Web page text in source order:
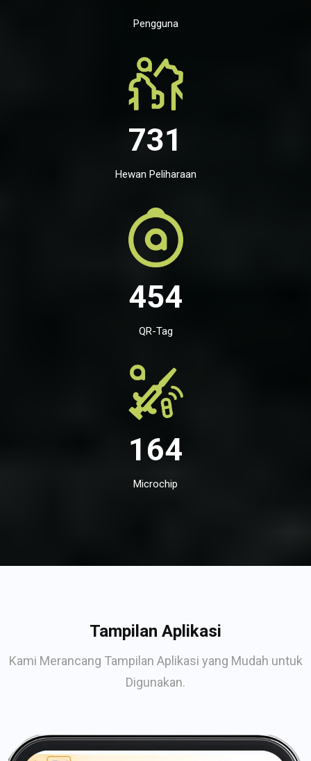
Pengguna
731
Hewan Peliharaan
454
QR-Tag
164
Microchip
Tampilan Aplikasi
Kami Merancang Tampilan Aplikasi yang Mudah untuk
Digunakan.